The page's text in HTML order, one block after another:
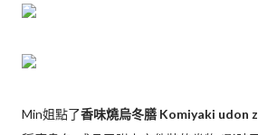
Min姐點了香味燒烏冬膳 Komiyaki udon